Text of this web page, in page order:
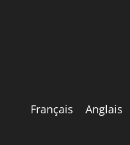
Français Anglais